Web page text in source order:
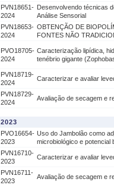
PVN18651-
2024
Desenvolvendo técnicas
Análise Sensorial
PVN18653-
2024
OBTENÇÃO DE
FONTES NÃO
PVO18705-
2024
Caracterização lipídica,
tenébrio gigante
PVN18719-
2024
Caracterizar e avaliar
PVN18729-
2024
Avaliação de secagem e
2023
PVO16654-
2023
Uso do Jambolão como
microbiológico e potencial
PVN16710-
2023
Caracterizar e avaliar
PVN16711-
2023
Avaliação de secagem e